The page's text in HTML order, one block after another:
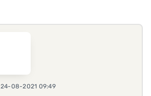
24-08-2021 09:49